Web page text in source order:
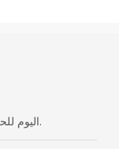
اتصل بـ Fullbright اليوم للحصول على حل تعبئة مفصل.